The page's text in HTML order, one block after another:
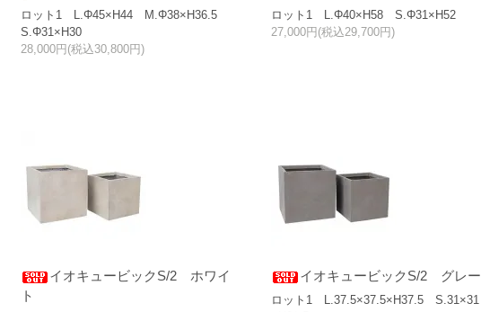
ロット1 L.Φ45×H44 M.Φ38×H36.5
S.Φ31×H30
28,000円(税込30,800円)
ロット1 L.Φ40×H58 S.Φ31×H52
27,000円(税込29,700円)
イオキュービックS/2 ホワイ
ト
イオキュービックS/2 グレー
ロット1 L.37.5×37.5×H37.5 S.31×31